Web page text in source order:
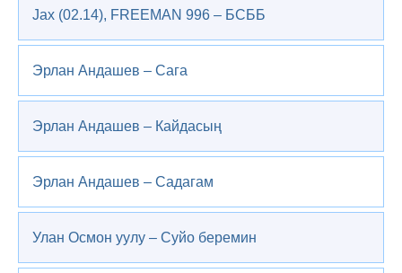
Jax (02.14), FREEMAN 996 – БСББ
Эрлан Андашев – Сага
Эрлан Андашев – Кайдасың
Эрлан Андашев – Садагам
Улан Осмон уулу – Суйо беремин